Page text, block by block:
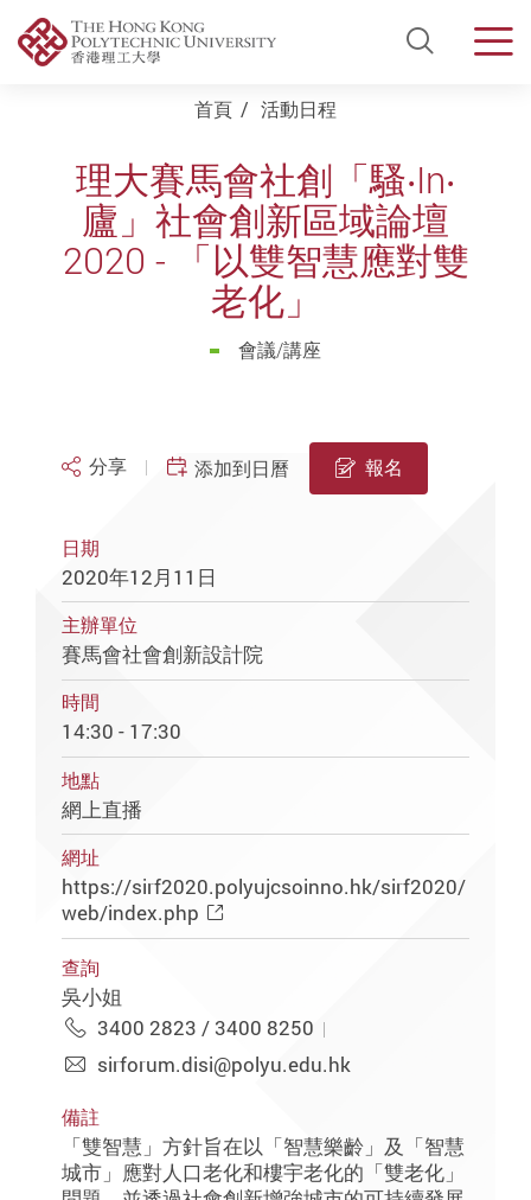
Open
首頁 活動日程
理大賽馬會社創「騷‧In‧
廬」社會創新區域論壇
2020 - 「以雙智慧應對雙
老化」
會議/講座
分享 添加到日曆 報名
日期
2020年12月11日
主辦單位
賽馬會社會創新設計院
時間
14:30 - 17:30
地點
網上直播
網址
https://sirf2020.polyujcsoinno.hk/sirf2020/
web/index.php
查詢
吳小姐
3400 2823 / 3400 8250
sirforum.disi@polyu.edu.hk
備註
「雙智慧」方針旨在以「智慧樂齡」及「智慧
城市」應對人口老化和樓宇老化的「雙老化」